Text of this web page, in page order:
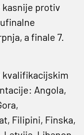
kasnije protiv
a finale 7.
kvalifikacijskim
Angola,
Filipini, Finska,